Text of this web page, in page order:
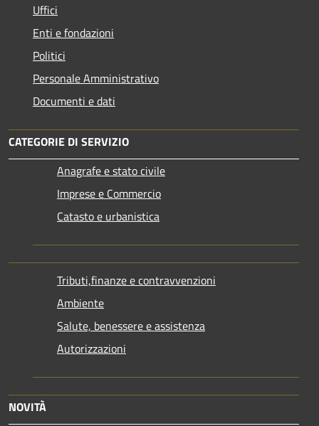
Uffici
Enti e fondazioni
Politici
Personale Amministrativo
Documenti e dati
CATEGORIE DI SERVIZIO
Anagrafe e stato civile
Imprese e Commercio
Catasto e urbanistica
Tributi,finanze e contravvenzioni
Ambiente
Salute, benessere e assistenza
Autorizzazioni
NOVITÀ